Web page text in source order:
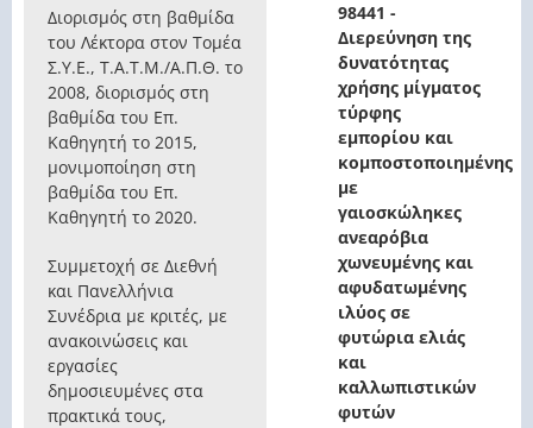
Διορισμός στη βαθμίδα
του Λέκτορα στον Τομέα
Σ.Υ.Ε., Τ.Α.Τ.Μ./Α.Π.Θ. το
2008, διορισμός στη
βαθμίδα του Επ.
Καθηγητή το 2015,
μονιμοποίηση στη
βαθμίδα του Επ.
Καθηγητή το 2020.
Συμμετοχή σε Διεθνή
και Πανελλήνια
Συνέδρια με κριτές, με
ανακοινώσεις και
εργασίες
δημοσιευμένες στα
πρακτικά τους,
98441 -
Διερεύνηση της
δυνατότητας
χρήσης μίγματος
τύρφης
εμπορίου και
κομποστοποιημένης
με
γαιοσκώληκες
ανεαρόβια
χωνευμένης και
αφυδατωμένης
ιλύος σε
φυτώρια ελιάς
και
καλλωπιστικών
φυτών